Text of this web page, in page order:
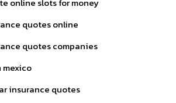
quotes online
quotes companies
insurance quotes